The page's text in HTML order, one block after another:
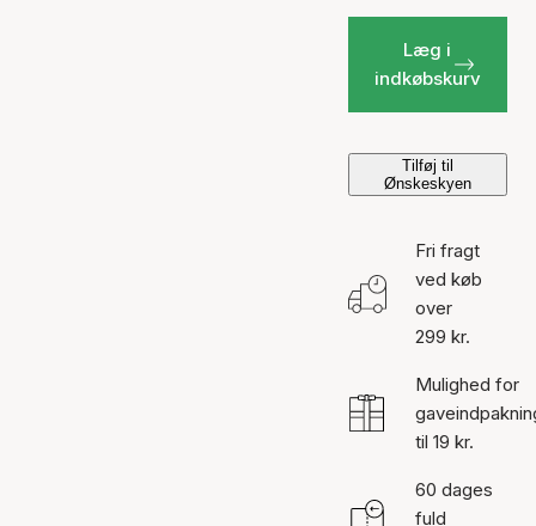
Læg i
indkøbskurv
Tilføj til
Ønskeskyen
Fri fragt
ved køb
over
299 kr.
Mulighed for
til 19 kr.
60 dages
fuld